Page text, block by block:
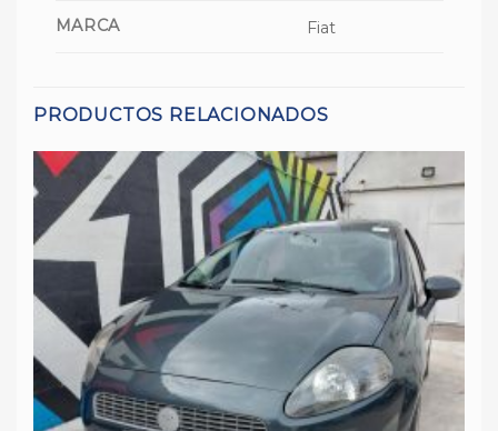
MARCA Fiat
PRODUCTOS RELACIONADOS